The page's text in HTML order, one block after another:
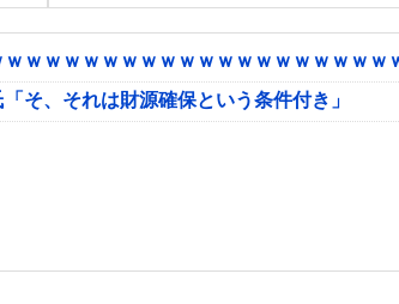
ｗｗｗｗｗｗｗｗｗｗｗｗｗｗｗｗｗｗｗ
そ、それは財源確保という条件付き」